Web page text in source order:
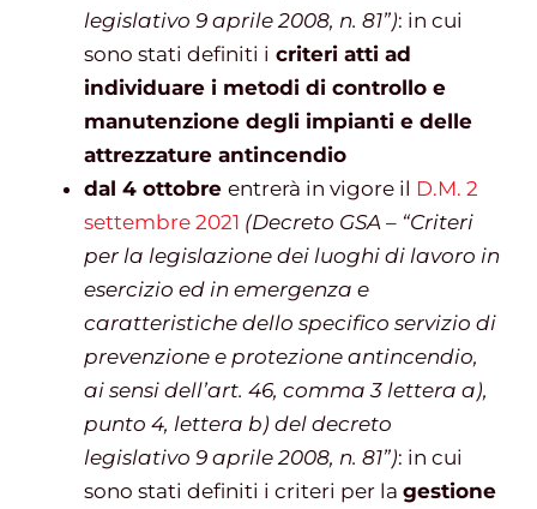
legislativo 9 aprile 2008, n. 81”): in cui
sono stati definiti i criteri atti ad
individuare i metodi di controllo e
manutenzione degli impianti e delle
attrezzature antincendio
dal 4 ottobre entrerà in vigore il D.M. 2
settembre 2021 (Decreto GSA – “Criteri
per la legislazione dei luoghi di lavoro in
esercizio ed in emergenza e
caratteristiche dello specifico servizio di
prevenzione e protezione antincendio,
ai sensi dell’art. 46, comma 3 lettera a),
punto 4, lettera b) del decreto
legislativo 9 aprile 2008, n. 81”): in cui
sono stati definiti i criteri per la gestione